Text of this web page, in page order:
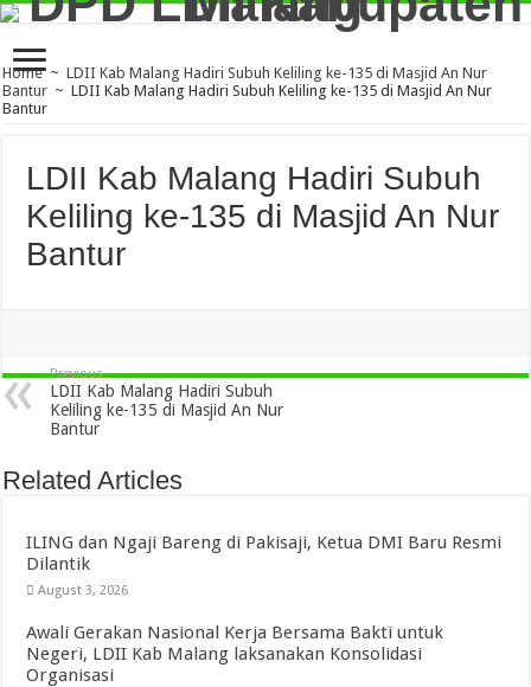
Home ~ LDII Kab Malang Hadiri Subuh Keliling ke-135 di Masjid An Nur
Bantur ~ LDII Kab Malang Hadiri Subuh Keliling ke-135 di Masjid An Nur
Bantur
LDII Kab Malang Hadiri Subuh
Keliling ke-135 di Masjid An Nur
Bantur
Previous
LDII Kab Malang Hadiri Subuh
Keliling ke-135 di Masjid An Nur
Bantur
Related Articles
ILING dan Ngaji Bareng di Pakisaji, Ketua DMI Baru Resmi
Dilantik
August 3, 2026
Awali Gerakan Nasional Kerja Bersama Bakti untuk
Negeri, LDII Kab Malang laksanakan Konsolidasi
Organisasi